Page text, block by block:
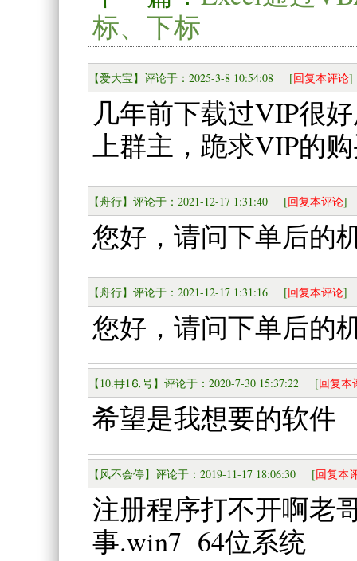
标、下标
【爱大宝】评论于：2025-3-8 10:54:08 [回复本评论]
几年前下载过VIP很
上群主，跪求VIP的
【舟行】评论于：2021-12-17 1:31:40 [回复本评论]
您好，请问下单后的
【舟行】评论于：2021-12-17 1:31:16 [回复本评论]
您好，请问下单后的
【10.冄1⒍号】评论于：2020-7-30 15:37:22 [回复本
希望是我想要的软件
【风不会停】评论于：2019-11-17 18:06:30 [回复本
注册程序打不开啊老
事.win7 64位系统